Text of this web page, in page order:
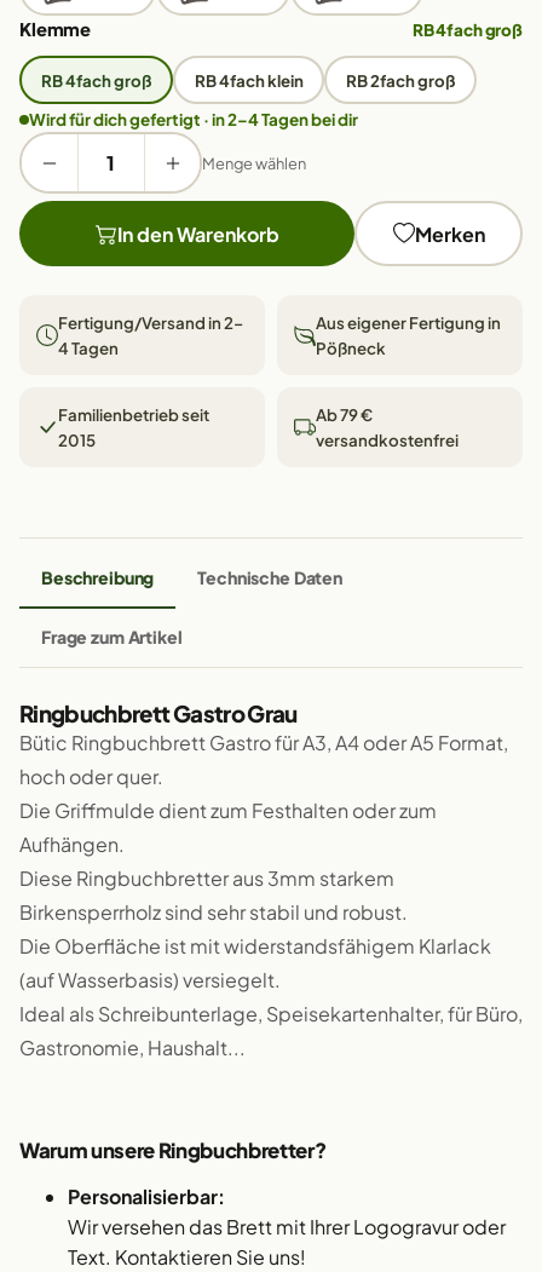
Klemme RB 4fach groß
RB 4fach groß RB 4fach klein
RB 2fach groß
Wird für dich gefertigt · in 2–4 Tagen bei dir
Menge wählen
In den Warenkorb Merken
Fertigung/Versand in 2–
4 Tagen
Aus eigener Fertigung in
Pößneck
Familienbetrieb seit
2015
Ab 79 €
versandkostenfrei
Beschreibung Technische Daten
Frage zum Artikel
Ringbuchbrett Gastro Grau
Bütic Ringbuchbrett Gastro für A3, A4 oder A5 Format,
hoch oder quer.
Die Griffmulde dient zum Festhalten oder zum
Aufhängen.
Diese Ringbuchbretter aus 3mm starkem
Birkensperrholz sind sehr stabil und robust.
Die Oberfläche ist mit widerstandsfähigem Klarlack
(auf Wasserbasis) versiegelt.
Ideal als Schreibunterlage, Speisekartenhalter, für Büro,
Gastronomie, Haushalt...
Warum unsere Ringbuchbretter?
Personalisierbar:
Wir versehen das Brett mit Ihrer Logogravur oder
Text. Kontaktieren Sie uns!